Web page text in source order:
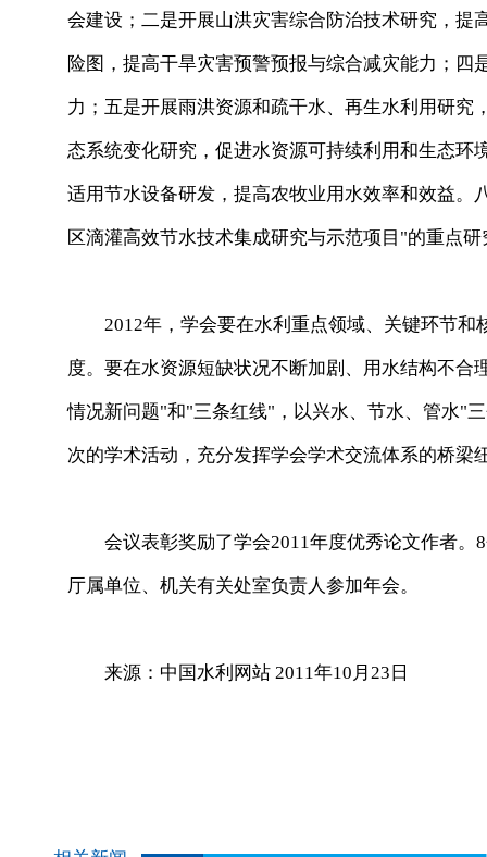
会建设；二是开展山洪灾害综合防治技术研究，
险图，提高干旱灾害预警预报与综合减灾能力；
力；五是开展雨洪资源和疏干水、再生水利用研
态系统变化研究，促进水资源可持续利用和生态
适用节水设备研发，提高农牧业用水效率和效益
区滴灌高效节水技术集成研究与示范项目"的重点
2012年，学会要在水利重点领域、关键环节和
度。要在水资源短缺状况不断加剧、用水结构不
情况新问题"和"三条红线"，以兴水、节水、管水"
次的学术活动，充分发挥学会学术交流体系的桥梁
会议表彰奖励了学会2011年度优秀论文作者。8
厅属单位、机关有关处室负责人参加年会。
来源：中国水利网站 2011年10月23日